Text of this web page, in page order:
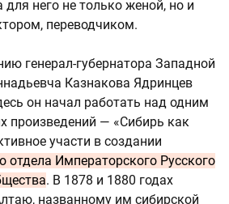
него не только женой, но и
переводчиком.
генерал-губернатора Западной
Казнакова Ядринцев
он начал работать над одним
произведений — «Сибирь как
участи в создании
отдела Императорского Русского
. В 1878 и 1880 годах
названному им сибирской